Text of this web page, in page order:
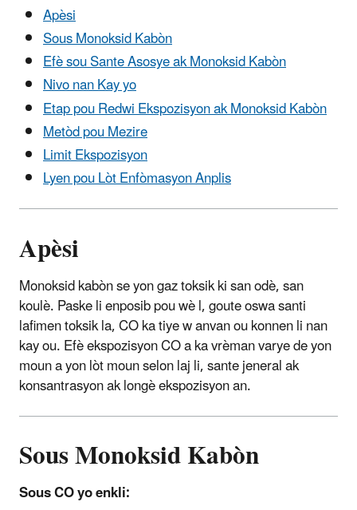
Apèsi
Sous Monoksid Kabòn
Efè sou Sante Asosye ak Monoksid Kabòn
Nivo nan Kay yo
Etap pou Redwi Ekspozisyon ak Monoksid Kabòn
Metòd pou Mezire
Limit Ekspozisyon
Lyen pou Lòt Enfòmasyon Anplis
Apèsi
Monoksid kabòn se yon gaz toksik ki san odè, san
koulè. Paske li enposib pou wè l, goute oswa santi
lafimen toksik la, CO ka tiye w anvan ou konnen li nan
kay ou. Efè ekspozisyon CO a ka vrèman varye de yon
moun a yon lòt moun selon laj li, sante jeneral ak
konsantrasyon ak longè ekspozisyon an.
Sous Monoksid Kabòn
Sous CO yo enkli: